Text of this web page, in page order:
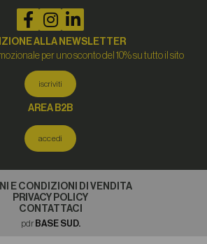
ALLA NEWSLETTER
per uno sconto del 10% su tutto il sito
iscriviti
AREA B2B
accedi
E CONDIZIONI DI VENDITA
PRIVACY POLICY
CONTATTACI
pdr BASE SUD.